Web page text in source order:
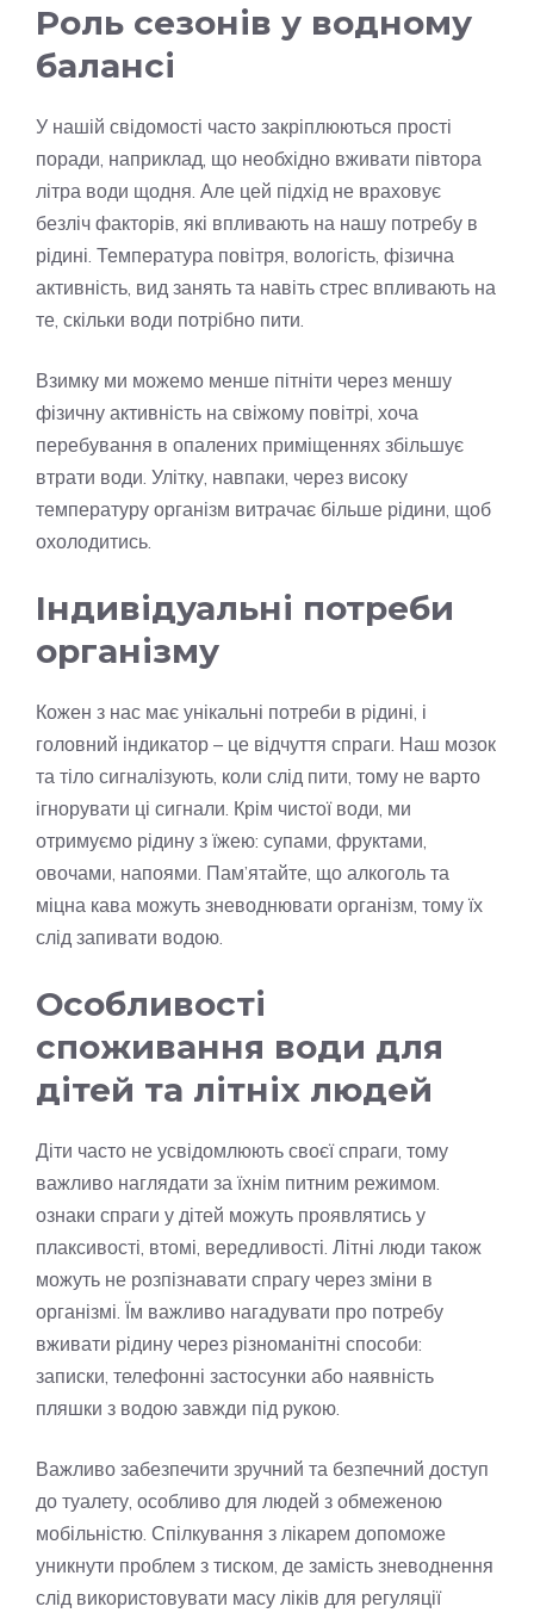
Роль сезонів у водному
балансі
У нашій свідомості часто закріплюються прості
поради, наприклад, що необхідно вживати півтора
літра води щодня. Але цей підхід не враховує
безліч факторів, які впливають на нашу потребу в
рідині. Температура повітря, вологість, фізична
активність, вид занять та навіть стрес впливають на
те, скільки води потрібно пити.
Взимку ми можемо менше пітніти через меншу
фізичну активність на свіжому повітрі, хоча
перебування в опалених приміщеннях збільшує
втрати води. Улітку, навпаки, через високу
температуру організм витрачає більше рідини, щоб
охолодитись.
Індивідуальні потреби
організму
Кожен з нас має унікальні потреби в рідині, і
головний індикатор – це відчуття спраги. Наш мозок
та тіло сигналізують, коли слід пити, тому не варто
ігнорувати ці сигнали. Крім чистої води, ми
отримуємо рідину з їжею: супами, фруктами,
овочами, напоями. Пам’ятайте, що алкоголь та
міцна кава можуть зневоднювати організм, тому їх
слід запивати водою.
Особливості
споживання води для
дітей та літніх людей
Діти часто не усвідомлюють своєї спраги, тому
важливо наглядати за їхнім питним режимом.
ознаки спраги у дітей можуть проявлятись у
плаксивості, втомі, вередливості. Літні люди також
можуть не розпізнавати спрагу через зміни в
організмі. Їм важливо нагадувати про потребу
вживати рідину через різноманітні способи:
записки, телефонні застосунки або наявність
пляшки з водою завжди під рукою.
Важливо забезпечити зручний та безпечний доступ
до туалету, особливо для людей з обмеженою
мобільністю. Спілкування з лікарем допоможе
уникнути проблем з тиском, де замість зневоднення
слід використовувати масу ліків для регуляції